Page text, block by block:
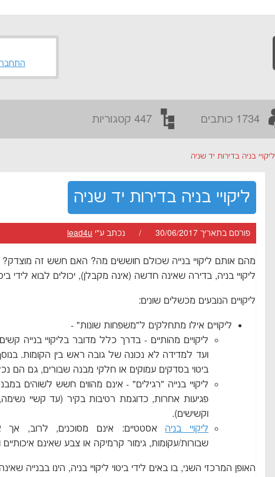
1734 כותבים 447 קטגוריות
ליקויי בניה בדירות יד שניה
ליקויי בניה בדירות יד שניה
פורסם בתאריך 30/06/2017 / נכתב ע"י lead4u
מהם אותם ליקויי בנייה שכולם חוששים מה? האם חשש זה מוצדק?
ליקויי בניה, בדירה שאינה חדשה (אינה מקבלן), יכולים לבוא לידי
ליקויים הנובעים מכשלים שונים:
ליקויים אילו מתחלקים ל"משפחות שונות" -
ליקויים מהותיים - בדרך כלל מדובר בליקויי בנייה
ועד למדידה לא נכונה של גובה ראש בין הקומות.
ביטוי בסדקים עמוקים או חלקי מבנה שבורים, גם הם
ליקויי בנייה "רגילים" - אינם מהווים חשש לשוהים
פגיעות אחרות, כדוגמת רטיבות בקיר (עד קשיי
וקשישים).
ליקויי בניה אסטטיים: אינם מסוכנים, לרוב, אך
שבורות/עקומות, גימור קרמיקה או צבע שאינם איכותיים
האופן המרכזי השני, בו באים לידי ביטוי ליקויי בניה, הינו בבנייה